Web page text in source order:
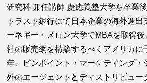
研究科 兼任講師 慶應義塾大学を卒業
トラスト銀行にて日本企業の海外進出
ーネギー・メロン大学でMBAを取得
社の販売網を構築するべくアメリカに
年、ピンポイント・マーケティング・
外のエージェントとディストリビュー